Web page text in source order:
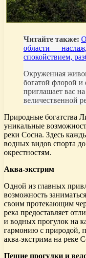
Читайте также:
области —
спокойствием,
Окруженная
богатой флорой и
приглашает вас
величественной
Природные богатства
уникальные
реки Сосна. Здесь
водных видов спорта
окрестностям.
Аква-экстрим
Одной из главных
возможность
своим протекающим
река предоставляет
и водных прогулок на
гармонию с природой,
аква-экстрима на реке
Пешие прогулки и